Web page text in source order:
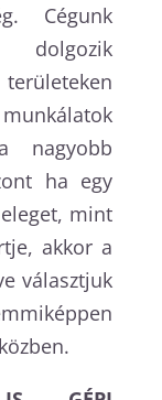
Cégunk
dolgozik
nagyobb
ha egy
mint
akkor a
választjuk